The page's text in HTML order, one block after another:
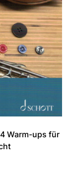
Warm-ups für